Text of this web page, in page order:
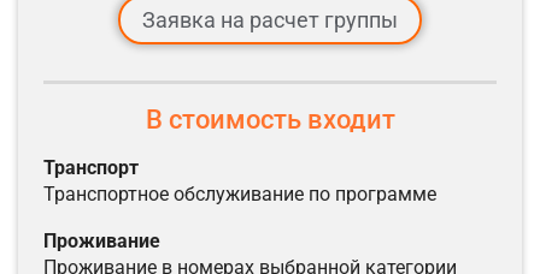
Заявка на расчет группы
В стоимость входит
транспорт
транспортное обслуживание по программе
проживание
проживание в номерах выбранной категории